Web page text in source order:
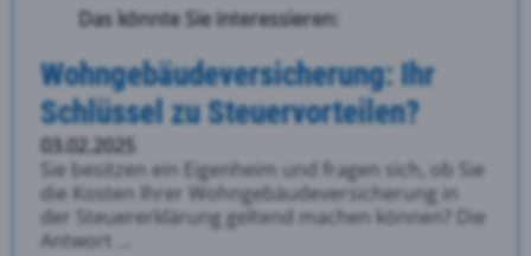
Das könnte Sie interessieren:
Wohngebäudeversicherung: Ihr
Schlüssel zu Steuervorteilen?
03.02.2025
Sie besitzen ein Eigenheim und fragen sich, ob Sie
die Kosten Ihrer Wohngebäudeversicherung in
der Steuererklärung geltend machen können? Die
Antwort ...